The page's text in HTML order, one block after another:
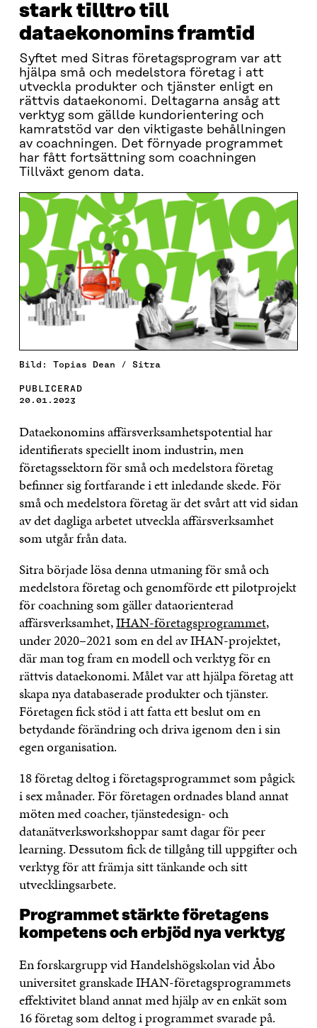
stark tilltro till
dataekonomins framtid
Syftet med Sitras företagsprogram var att
hjälpa små och medelstora företag i att
utveckla produkter och tjänster enligt en
rättvis dataekonomi. Deltagarna ansåg att
verktyg som gällde kundorientering och
kamratstöd var den viktigaste behållningen
av coachningen. Det förnyade programmet
har fått fortsättning som coachningen
Tillväxt genom data.
Bild: Topias Dean / Sitra
PUBLICERAD
20.01.2023
Dataekonomins affärsverksamhetspotential har
identifierats speciellt inom industrin, men
företagssektorn för små och medelstora företag
befinner sig fortfarande i ett inledande skede. För
små och medelstora företag är det svårt att vid sidan
av det dagliga arbetet utveckla affärsverksamhet
som utgår från data.
Sitra började lösa denna utmaning för små och
medelstora företag och genomförde ett pilotprojekt
för coachning som gäller dataorienterad
affärsverksamhet,IHAN-företagsprogrammet,
under 2020–2021 som en del av IHAN-projektet,
där man tog fram en modell och verktyg för en
rättvis dataekonomi. Målet var att hjälpa företag att
skapa nya databaserade produkter och tjänster.
Företagen fick stöd i att fatta ett beslut om en
betydande förändring och driva igenom den i sin
egen organisation.
18 företag deltog i företagsprogrammet som pågick
i sex månader. För företagen ordnades bland annat
möten med coacher, tjänstedesign- och
datanätverksworkshoppar samt dagar för peer
learning. Dessutom fick de tillgång till uppgifter och
verktyg för att främja sitt tänkande och sitt
utvecklingsarbete.
Programmet stärkte företagens
kompetens och erbjöd nya verktyg
En forskargrupp vid Handelshögskolan vid Åbo
universitet granskade IHAN-företagsprogrammets
effektivitet bland annat med hjälp av en enkät som
16 företag som deltog i programmet svarade på.